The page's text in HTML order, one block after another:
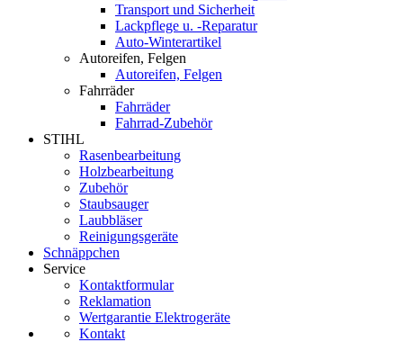
Transport und Sicherheit
Lackpflege u. -Reparatur
Auto-Winterartikel
Autoreifen, Felgen
Autoreifen, Felgen
Fahrräder
Fahrräder
Fahrrad-Zubehör
STIHL
Rasenbearbeitung
Holzbearbeitung
Zubehör
Staubsauger
Laubbläser
Reinigungsgeräte
Schnäppchen
Service
Kontaktformular
Reklamation
Wertgarantie Elektrogeräte
Kontakt